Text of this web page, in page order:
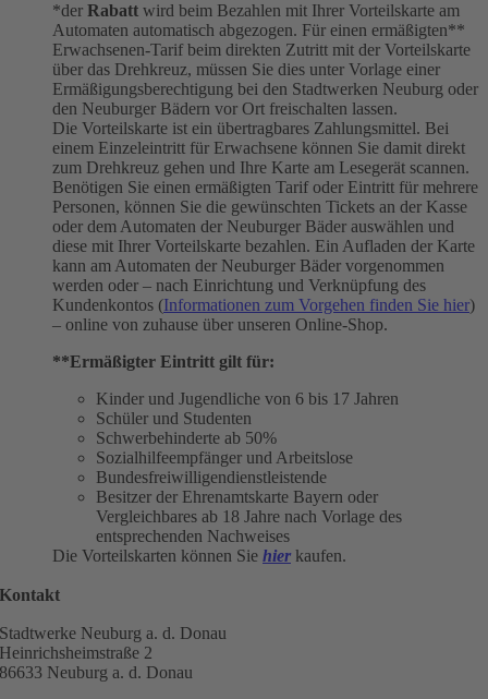
*der Rabatt wird beim Bezahlen mit Ihrer Vorteilskarte am
Automaten automatisch abgezogen. Für einen ermäßigten**
Erwachsenen-Tarif beim direkten Zutritt mit der Vorteilskarte
über das Drehkreuz, müssen Sie dies unter Vorlage einer
Ermäßigungsberechtigung bei den Stadtwerken Neuburg oder
den Neuburger Bädern vor Ort freischalten lassen.
Die Vorteilskarte ist ein übertragbares Zahlungsmittel. Bei
einem Einzeleintritt für Erwachsene können Sie damit direkt
zum Drehkreuz gehen und Ihre Karte am Lesegerät scannen.
Benötigen Sie einen ermäßigten Tarif oder Eintritt für mehrere
Personen, können Sie die gewünschten Tickets an der Kasse
oder dem Automaten der Neuburger Bäder auswählen und
diese mit Ihrer Vorteilskarte bezahlen. Ein Aufladen der Karte
kann am Automaten der Neuburger Bäder vorgenommen
werden oder – nach Einrichtung und Verknüpfung des
Kundenkontos (Informationen zum Vorgehen finden Sie hier)
– online von zuhause über unseren Online-Shop.
**Ermäßigter Eintritt gilt für:
Kinder und Jugendliche von 6 bis 17 Jahren
Schüler und Studenten
Schwerbehinderte ab 50%
Sozialhilfeempfänger und Arbeitslose
Bundesfreiwilligendienstleistende
Besitzer der Ehrenamtskarte Bayern oder
Vergleichbares ab 18 Jahre nach Vorlage des
entsprechenden Nachweises
Die Vorteilskarten können Sie hier kaufen.
Kontakt
Stadtwerke Neuburg a. d. Donau
Heinrichsheimstraße 2
86633 Neuburg a. d. Donau